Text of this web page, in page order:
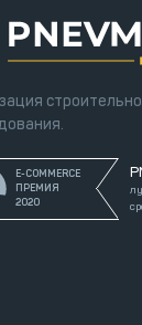
E-COMMERCE
ПРЕМИЯ
2020